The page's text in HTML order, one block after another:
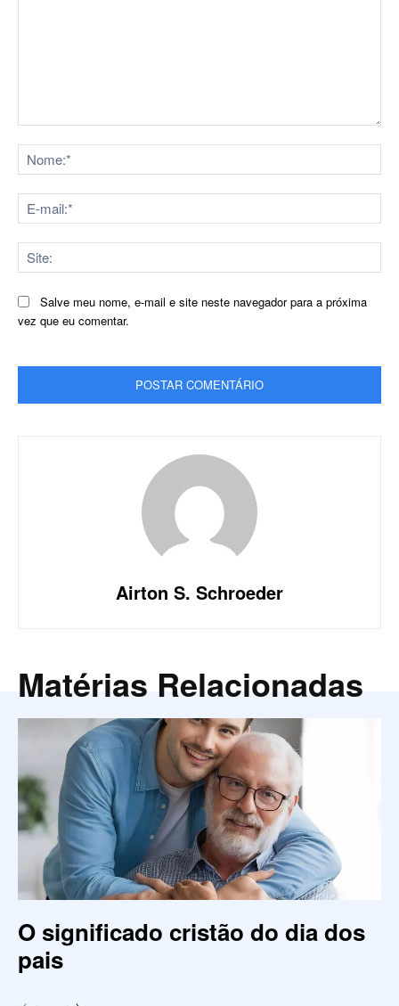
Salve meu nome, e-mail e site neste navegador para a próxima
vez que eu comentar.
Airton S. Schroeder
Matérias Relacionadas
O significado cristão do dia dos
pais